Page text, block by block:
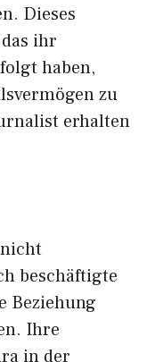
Dieses
ihr
haben,
zu
erhal‌ten
bes⁠chäftig‍te
Beziehung
I‌hre
in der